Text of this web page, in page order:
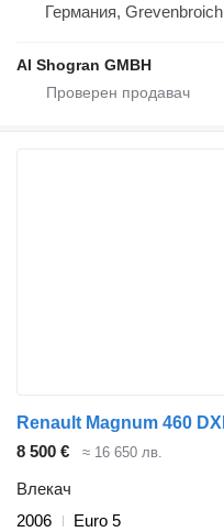
Германия, Grevenbroich
Al Shogran GMBH
8 500 € ≈ 16 650 лв.
Влекач
2006
Euro 5